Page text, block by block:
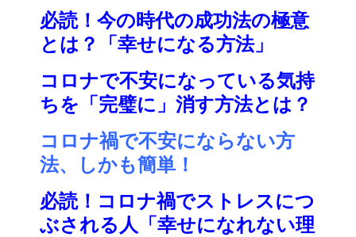
必読！今の時代の成功法の極意
とは？「幸せになる方法」
コロナで不安になっている気持
ちを「完璧に」消す方法とは？
コロナ禍で不安にならない方
法、しかも簡単！
必読！コロナ禍でストレスにつ
ぶされる人「幸せになれない理